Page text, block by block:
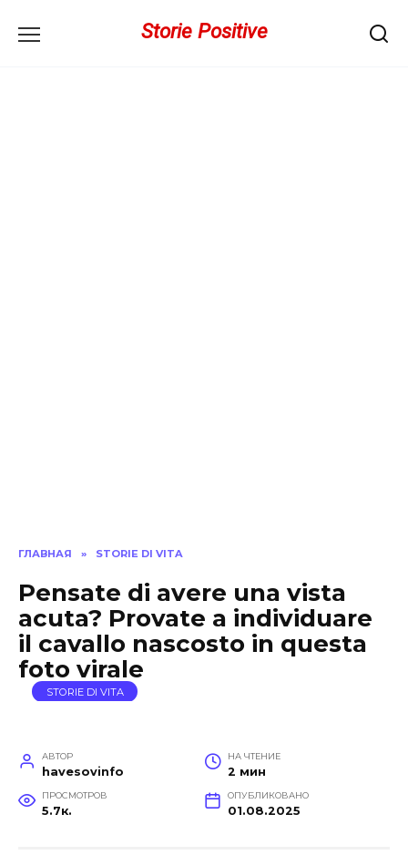
Storie Positive
ГЛАВНАЯ » STORIE DI VITA
Pensate di avere una vista
acuta? Provate a individuare
il cavallo nascosto in questa
foto virale
STORIE DI VITA
АВТОР
havesovinfo
НА ЧТЕНИЕ
2 мин
ПРОСМОТРОВ
5.7к.
ОПУБЛИКОВАНО
01.08.2025